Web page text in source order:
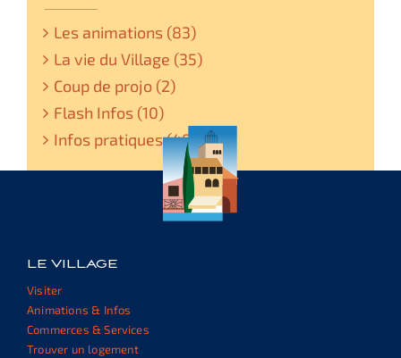
Les animations (83)
La vie du Village (35)
Coup de projo (2)
Flash Infos (10)
Infos pratiques (48)
LE VILLAGE
Visiter
Animations & Infos
Commerces & Services
Trouver un logement